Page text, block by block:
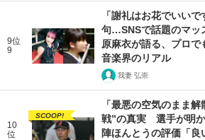
9位
9
「謝礼はお花でいい
句…SNSで話題のマッ
原麻衣が語る、プロで
音楽界のリアル
我妻 弘崇
10
位
SCOOP!
「最悪の空気のまま
戦”の真実 選手が明
陣ほんとうの評価「